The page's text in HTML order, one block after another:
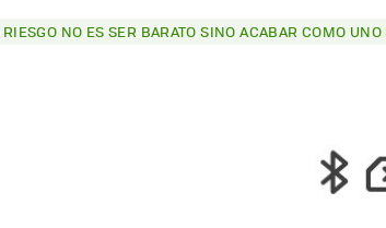
NO ES SER BARATO SINO ACABAR COMO